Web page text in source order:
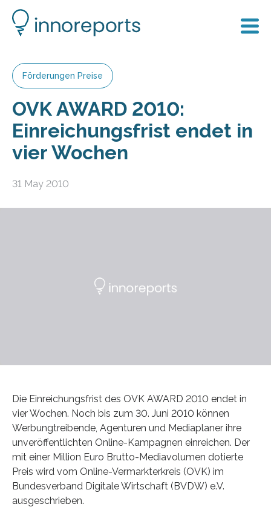
Förderungen Preise
OVK AWARD 2010:
Einreichungsfrist endet in
vier Wochen
31 May 2010
Die Einreichungsfrist des OVK AWARD 2010 endet in
vier Wochen. Noch bis zum 30. Juni 2010 können
Werbungtreibende, Agenturen und Mediaplaner ihre
unveröffentlichten Online-Kampagnen einreichen. Der
mit einer Million Euro Brutto-Mediavolumen dotierte
Preis wird vom Online-Vermarkterkreis (OVK) im
Bundesverband Digitale Wirtschaft (BVDW) e.V.
ausgeschrieben.